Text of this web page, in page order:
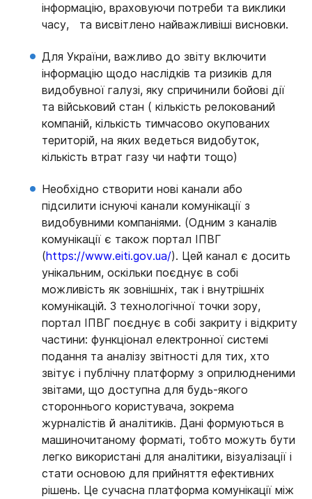
інформацію, враховуючи потреби та виклики
часу, та висвітлено найважливіші висновки.
Для України, важливо до звіту включити
інформацію щодо наслідків та ризиків для
видобувної галузі, яку спричинили бойові дії
та військовий стан ( кількість релокований
компаній, кількість тимчасово окупованих
територій, на яких ведеться видобуток,
кількість втрат газу чи нафти тощо)
Необхідно створити нові канали або
підсилити існуючі канали комунікації з
видобувними компаніями. (Одним з каналів
комунікації є також портал ІПВГ
(https://www.eiti.gov.ua/). Цей канал є досить
унікальним, оскільки поєднує в собі
можливість як зовнішніх, так і внутрішніх
комунікацій. З технологічної точки зору,
портал ІПВГ поєднує в собі закриту і відкриту
частини: функціонал електронної системі
подання та аналізу звітності для тих, хто
звітує і публічну платформу з оприлюдненими
звітами, що доступна для будь-якого
стороннього користувача, зокрема
журналістів й аналітиків. Дані формуються в
машиночитаному форматі, тобто можуть бути
легко використані для аналітики, візуалізації і
стати основою для прийняття ефективних
рішень. Це сучасна платформа комунікації між